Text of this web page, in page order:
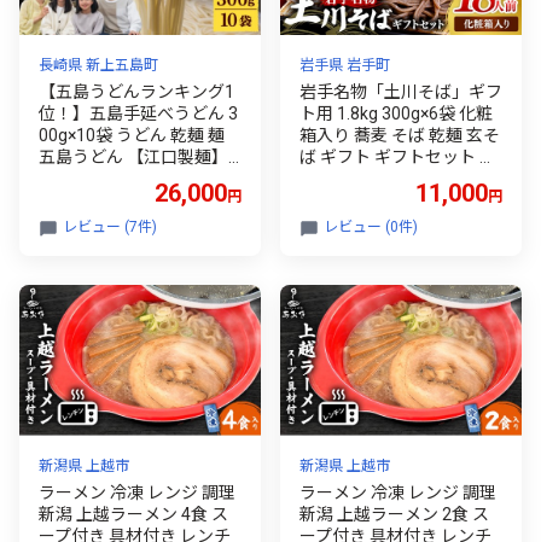
長崎県 新上五島町
【五島うどんランキング1
位！】五島手延べうどん 3
00g×10袋 うどん 乾麺 麺
五島うどん 【江口製麺】
26,000円
レビュー (7件)
岩手県 岩手町
岩手名物「土川そば」ギフ
ト用 1.8kg 300g×6袋 化粧
箱入り 蕎麦 そば 乾麺 玄そ
ば ギフト ギフトセット 贈
手県 岩手町 土川そば
11,000円
レビュー (0件)
新潟県 上越市
ラーメン 冷凍 レンジ 調理
新潟 上越ラーメン 4食 ス
ープ付き 具材付き レンチ
新潟県 上越市
ラーメン 冷凍 レンジ 調理
新潟 上越ラーメン 2食 ス
ープ付き 具材付き レンチ